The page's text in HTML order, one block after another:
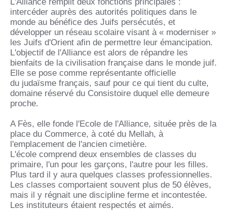
intercéder auprès des autorités politiques dans le
monde au bénéfice des Juifs persécutés, et
développer un réseau scolaire visant à « moderniser »
les Juifs d'Orient afin de permettre leur émancipation.
L'objectif de l'Alliance est alors de répandre les
bienfaits de la civilisation française dans le monde juif.
Elle se pose comme représentante officielle
du judaïsme français, sauf pour ce qui tient du culte,
domaine réservé du Consistoire duquel elle demeure
proche.
A Fès, elle fonde l'Ecole de l'Alliance, située près de la
place du Commerce, à coté du Mellah, à
l'emplacement de l'ancien cimetière.
L'école comprend deux ensembles de classes du
primaire, l'un pour les garçons, l'autre pour les filles.
Plus tard il y aura quelques classes professionnelles.
Les classes comportaient souvent plus de 50 élèves,
mais il y régnait une discipline ferme et incontestée.
Les instituteurs étaient respectés et aimés.